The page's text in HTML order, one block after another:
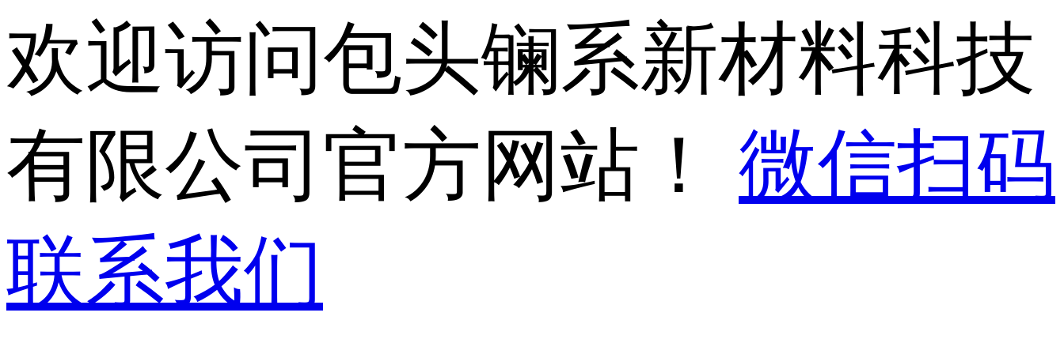
欢迎访问包头镧系新材料科技
有限公司官方网站！ 微信扫码
联系我们